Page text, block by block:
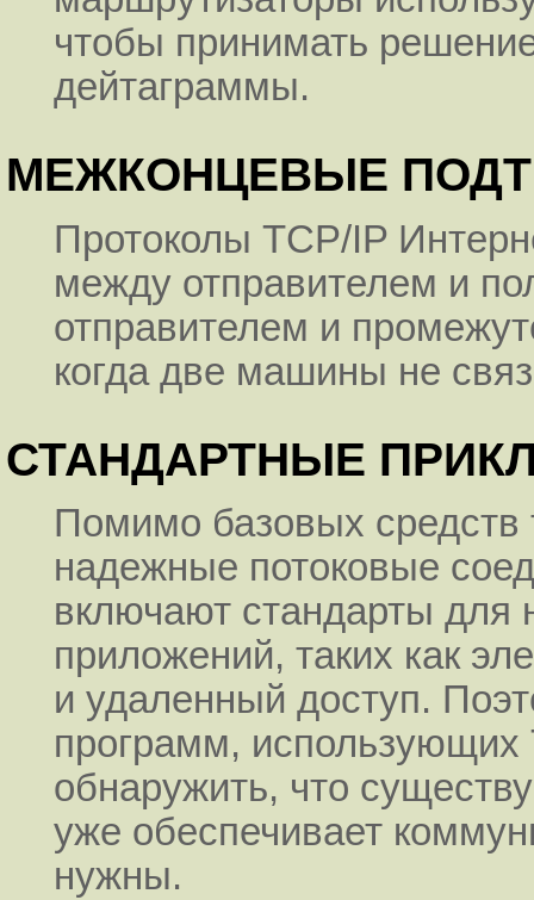
чтобы принимать
дейтаграммы.
МЕЖКОНЦЕВЫЕ
Протоколы TCP/IP
между отправителем и
отправителем и
когда две машины не
СТАНДАРТНЫЕ
Помимо базовых средств
надежные потоковые
включают стандарты для
приложений, таких как
и удаленный доступ.
программ, использующих
обнаружить, что
уже обеспечивает
нужны.